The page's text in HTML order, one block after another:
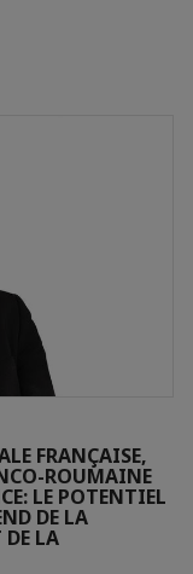
FRANÇAISE,
ROUMAINE
LE POTENTIEL
DE LA
LA